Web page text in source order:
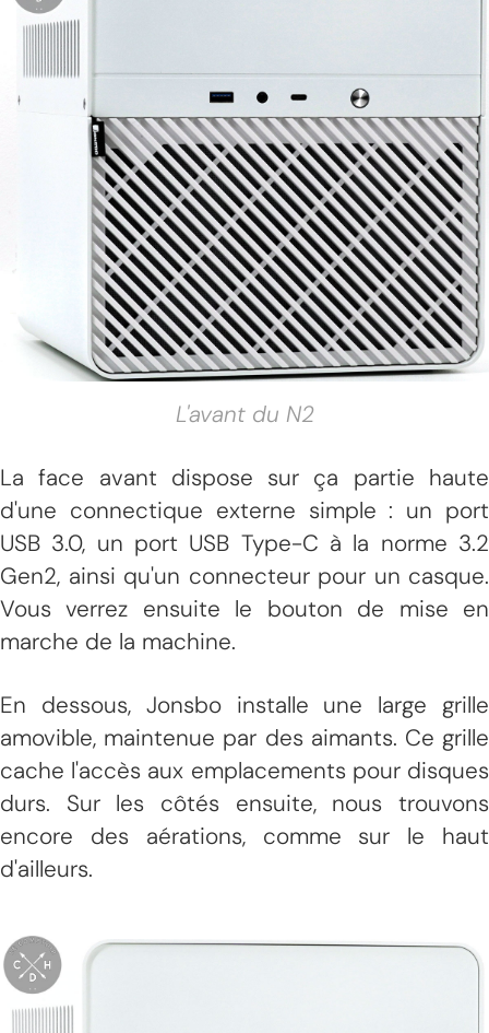
L'avant du N2
La face avant dispose sur ça partie haute
d'une connectique externe simple : un port
USB 3.0, un port USB Type-C à la norme 3.2
Gen2, ainsi qu'un connecteur pour un casque.
Vous verrez ensuite le bouton de mise en
marche de la machine.
En dessous, Jonsbo installe une large grille
amovible, maintenue par des aimants. Ce grille
cache l'accès aux emplacements pour disques
durs. Sur les côtés ensuite, nous trouvons
encore des aérations, comme sur le haut
d'ailleurs.